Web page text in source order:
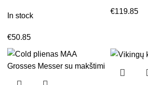
In stock
€50.85
€119.85